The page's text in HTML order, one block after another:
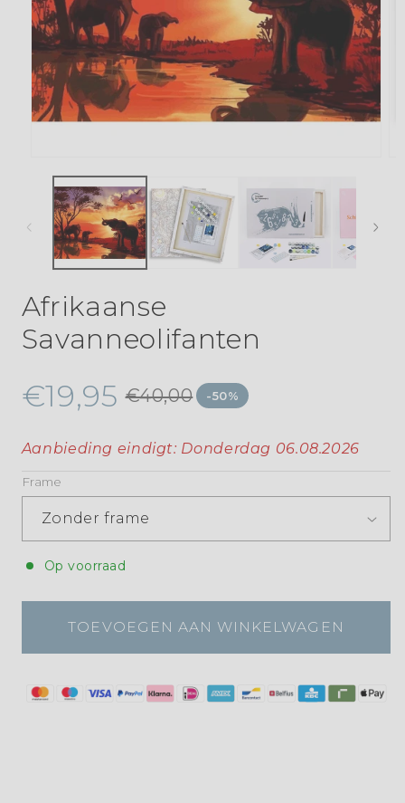
Afrikaanse
Savanneolifanten
€19,95 €40,00 -50%
Aanbieding eindigt: Donderdag 06.08.2026
Frame
Op voorraad
TOEVOEGEN AAN WINKELWAGEN